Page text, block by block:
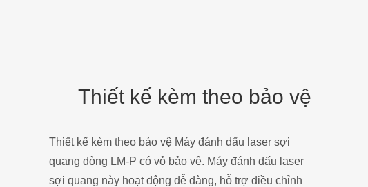
Thiết kế kèm theo bảo vệ
Thiết kế kèm theo bảo vệ Máy đánh dấu laser sợi
quang dòng LM-P có vỏ bảo vệ. Máy đánh dấu laser
sợi quang này hoạt động dễ dàng, hỗ trợ điều chỉnh